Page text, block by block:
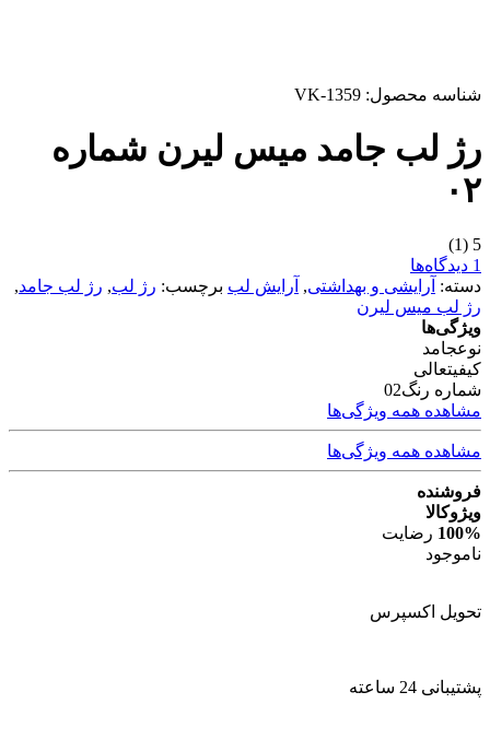
شناسه محصول: VK-1359
رژ لب جامد میس لیرن شماره
۰۲
5
(1)
1 دیدگاه‌ها
دسته: آرایشی و بهداشتی, آرایش لب برچسب: رژ لب, رژ لب جامد,
رژ لب میس لیرن
ویژگی‌ها
نوعجامد
کیفیتعالی
شماره رنگ02
مشاهده همه ویژگی‌ها
مشاهده همه ویژگی‌ها
فروشنده
ویژوکالا
100% رضایت
ناموجود
تحویل اکسپرس
پشتیبانی 24 ساعته